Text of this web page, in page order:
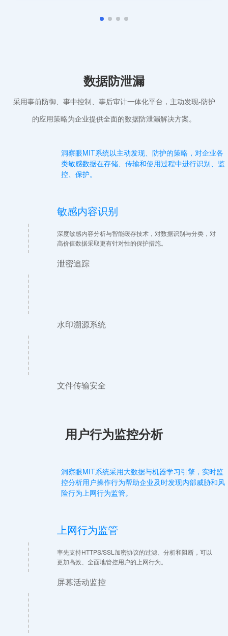
数据防泄漏
采用事前防御、事中控制、事后审计一体化平台，主动发现-防护
的应用策略为企业提供全面的数据防泄漏解决方案。
洞察眼MIT系统以主动发现、防护的策略，对企业各
类敏感数据在存储、传输和使用过程中进行识别、监
控、保护。
敏感内容识别
深度敏感内容分析与智能缓存技术，对数据识别与分类，对
高价值数据采取更有针对性的保护措施。
泄密追踪
水印溯源系统
文件传输安全
用户行为监控分析
洞察眼MIT系统采用大数据与机器学习引擎，实时监
控分析用户操作行为帮助企业及时发现内部威胁和风
险行为上网行为监管。
上网行为监管
率先支持HTTPS/SSL加密协议的过滤、分析和阻断，可以
更加高效、全面地管控用户的上网行为。
屏幕活动监控